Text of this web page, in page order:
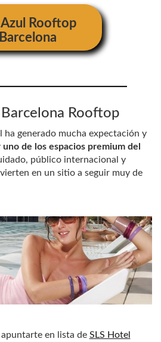
Azul Rooftop
Barcelona
Rooftop
ha generado mucha expectación y
de los espacios premium del
público internacional y
en un sitio a seguir muy de
en lista de SLS Hotel